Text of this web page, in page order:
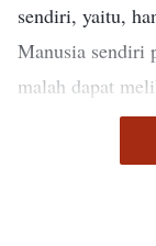
sendiri, yaitu,
Manusia sendiri
malah dapat
mampu
bukankah sia-
itu tidak
"Barang siapa